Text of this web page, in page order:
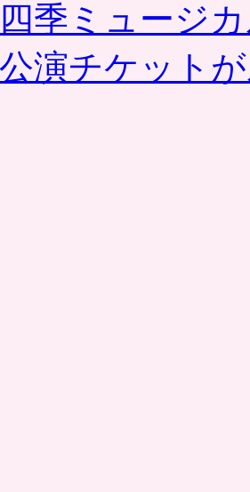
季ミュージ
演チケット